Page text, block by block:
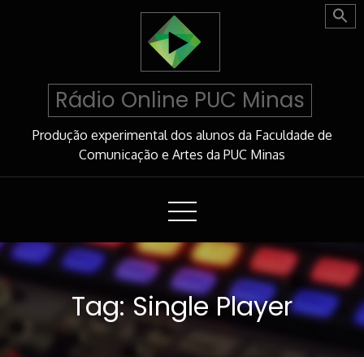
Rádio Online PUC Minas
Produção experimental dos alunos da Faculdade de
Comunicação e Artes da PUC Minas
Tag:Single Player